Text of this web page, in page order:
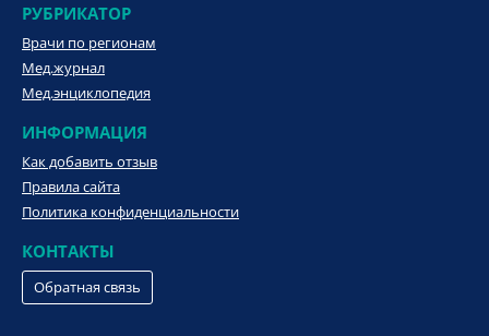
РУБРИКАТОР
Врачи по регионам
Мед.журнал
Мед.энциклопедия
ИНФОРМАЦИЯ
Как добавить отзыв
Правила сайта
Политика конфиденциальности
КОНТАКТЫ
Обратная связь